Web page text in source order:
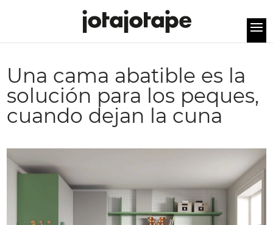
Una cama abatible es la
solución para los peques,
cuando dejan la cuna